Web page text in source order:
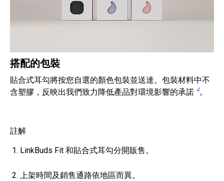
搭配的包裝
貼合式耳勾將按您自選的顏色包裝並送達。包裝材料中不
含塑膠，反映出我們致力降低產品對環境影響的承諾 4。
註解
LinkBuds Fit 和貼合式耳勾分開販售。
上架時間及銷售通路依地區而異。